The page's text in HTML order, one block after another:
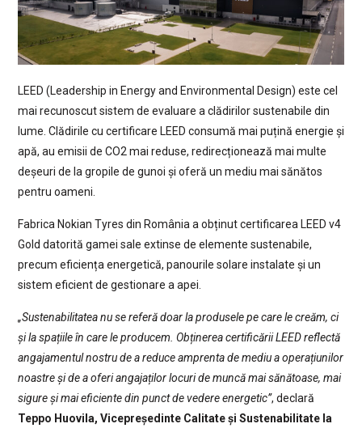
LEED (Leadership in Energy and Environmental Design) este cel
mai recunoscut sistem de evaluare a clădirilor sustenabile din
lume. Clădirile cu certificare LEED consumă mai puțină energie și
apă, au emisii de CO2 mai reduse, redirecționează mai multe
deșeuri de la gropile de gunoi și oferă un mediu mai sănătos
pentru oameni.
Fabrica Nokian Tyres din România a obținut certificarea LEED v4
Gold datorită gamei sale extinse de elemente sustenabile,
precum eficiența energetică, panourile solare instalate și un
sistem eficient de gestionare a apei.
„Sustenabilitatea nu se referă doar la produsele pe care le creăm, ci
și la spațiile în care le producem. Obținerea certificării LEED reflectă
angajamentul nostru de a reduce amprenta de mediu a operațiunilor
noastre și de a oferi angajaților locuri de muncă mai sănătoase, mai
sigure și mai eficiente din punct de vedere energetic”, declară
Teppo Huovila, Vicepreședinte Calitate și Sustenabilitate la